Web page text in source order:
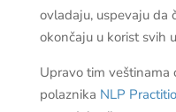
ovladaju, uspevaju da
okončaju u korist svih
Upravo tim veštinama
polaznika NLP